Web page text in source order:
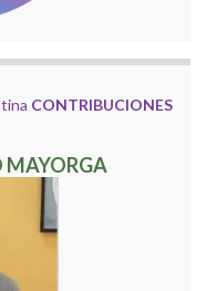
CONTRIBUCIONES
MAYORGA